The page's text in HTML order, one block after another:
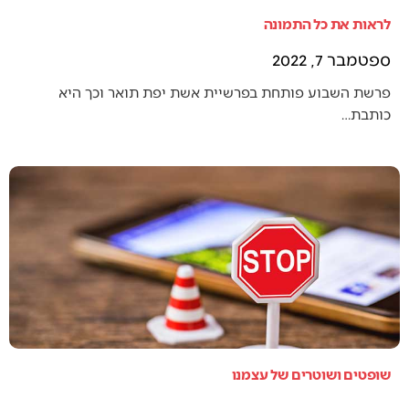
לראות את כל התמונה
ספטמבר 7, 2022
פרשת השבוע פותחת בפרשיית אשת יפת תואר וכך היא
כותבת…
שופטים ושוטרים של עצמנו